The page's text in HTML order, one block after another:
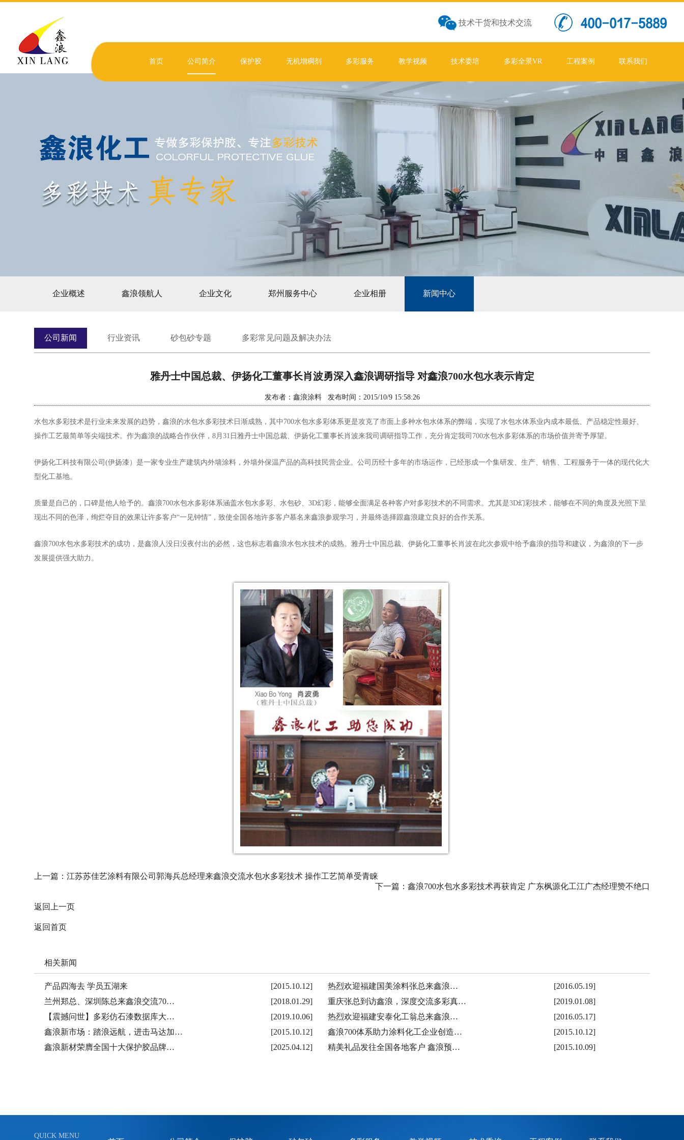
技术干货和技术交流
首页 公司简介 保护胶 无机增稠剂 多彩服务 教学视频 技术委培 多彩全景VR 工程案例 联系我们
企业概述 鑫浪领航人 企业文化 郑州服务中心 企业相册 新闻中心
公司新闻 行业资讯 砂包砂专题 多彩常见问题及解决办法
雅丹士中国总裁、伊扬化工董事长肖波勇深入鑫浪调研指导 对鑫浪700水包水表示肯定
发布者：鑫浪涂料 发布时间：2015/10/9 15:58:26
水包水多彩技术是行业未来发展的趋势，鑫浪的水包水多彩技术日渐成熟，其中700水包水多彩体系更是攻克了市面上多种水包水体系的弊端，实现了水包水体系业内成本最低、产品稳定性最好、
操作工艺最简单等尖端技术。作为鑫浪的战略合作伙伴，8月31日雅丹士中国总裁、伊扬化工董事长肖波来我司调研指导工作，充分肯定我司700水包水多彩体系的市场价值并寄予厚望。
伊扬化工科技有限公司(伊扬漆）是一家专业生产建筑内外墙涂料，外墙外保温产品的高科技民营企业。公司历经十多年的市场运作，已经形成一个集研发、生产、销售、工程服务于一体的现代化大
型化工基地。
质量是自己的，口碑是他人给予的。鑫浪700水包水多彩体系涵盖水包水多彩、水包砂、3D幻彩，能够全面满足各种客户对多彩技术的不同需求。尤其是3D幻彩技术，能够在不同的角度及光照下呈
现出不同的色泽，绚烂夺目的效果让许多客户“一见钟情”，致使全国各地许多客户慕名来鑫浪参观学习，并最终选择跟鑫浪建立良好的合作关系。
鑫浪700水包水多彩技术的成功，是鑫浪人没日没夜付出的必然，这也标志着鑫浪水包水技术的成熟。雅丹士中国总裁、伊扬化工董事长肖波在此次参观中给予鑫浪的指导和建议，为鑫浪的下一步
发展提供强大助力。
上一篇：江苏苏佳艺涂料有限公司郭海兵总经理来鑫浪交流水包水多彩技术 操作工艺简单受青睐
下一篇： 鑫浪700水包水多彩技术再获肯定 广东枫源化工江广杰经理赞不绝口
返回上一页
返回首页
相关新闻
[2015.10.12]
产品四海去 学员五湖来 [2016.05.19]
热烈欢迎福建国美涂料张总来鑫浪…
[2018.01.29]
兰州郑总、深圳陈总来鑫浪交流70… [2019.01.08]
重庆张总到访鑫浪，深度交流多彩真…
[2019.10.06]
【震撼问世】多彩仿石漆数据库大… [2016.05.17]
热烈欢迎福建安泰化工翁总来鑫浪…
[2015.10.12]
鑫浪新市场：踏浪远航，进击马达加… [2015.10.12]
鑫浪700体系助力涂料化工企业创造…
[2025.04.12]
鑫浪新材荣膺全国十大保护胶品牌… [2015.10.09]
精美礼品发往全国各地客户 鑫浪预…
QUICK MENU